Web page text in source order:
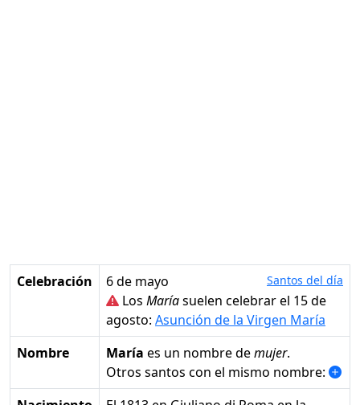
Celebración 6 de mayo Santos del día
Los Maríasuelen celebrar el 15 de
agosto: Asunción de la Virgen María
Nombre
María es un nombre demujer.
Otros santos con el mismo nombre: